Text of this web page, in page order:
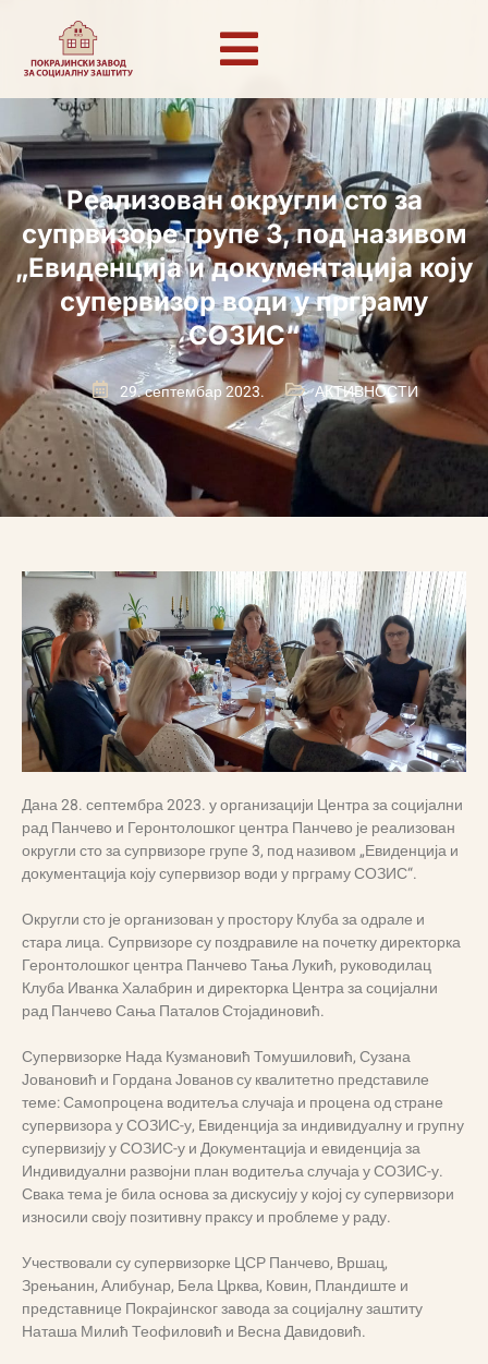
Реализован округли сто за
супрвизоре групе 3, под називом
„Евиденција и документација коју
супервизор води у прграму
СОЗИС“
29. септембар 2023. АКТИВНОСТИ
Дана 28. септембра 2023. у организацији Центра за социјални
рад Панчево и Геронтолошког центра Панчево је реализован
округли сто за супрвизоре групе 3, под називом „Евиденција и
документација коју супервизор води у прграму СОЗИС“.
Округли сто је организован у простору Клуба за одрале и
стара лица. Супрвизоре су поздравиле на почетку директорка
Геронтолошког центра Панчево Тања Лукић, руководилац
Клуба Иванка Халабрин и директорка Центра за социјални
рад Панчево Сања Паталов Стојадиновић.
Супервизорке Нада Кузмановић Томушиловић, Сузана
Јовановић и Гордана Јованов су квалитетно представиле
теме: Самопроцена водитеља случаја и процена од стране
супервизора у СОЗИС-у, Eвиденција за индивидуалну и групну
супервизију у СОЗИС-у и Документација и евиденција за
Индивидуални развојни план водитеља случаја у СОЗИС-у.
Свака тема је била основа за дискусију у којој су супервизори
износили своју позитивну праксу и проблеме у раду.
Учествовали су супервизорке ЦСР Панчево, Вршац,
Зрењанин, Алибунар, Бела Црква, Ковин, Пландиште и
представнице Покрајинског завода за социјалну заштиту
Наташа Милић Теофиловић и Весна Давидовић.